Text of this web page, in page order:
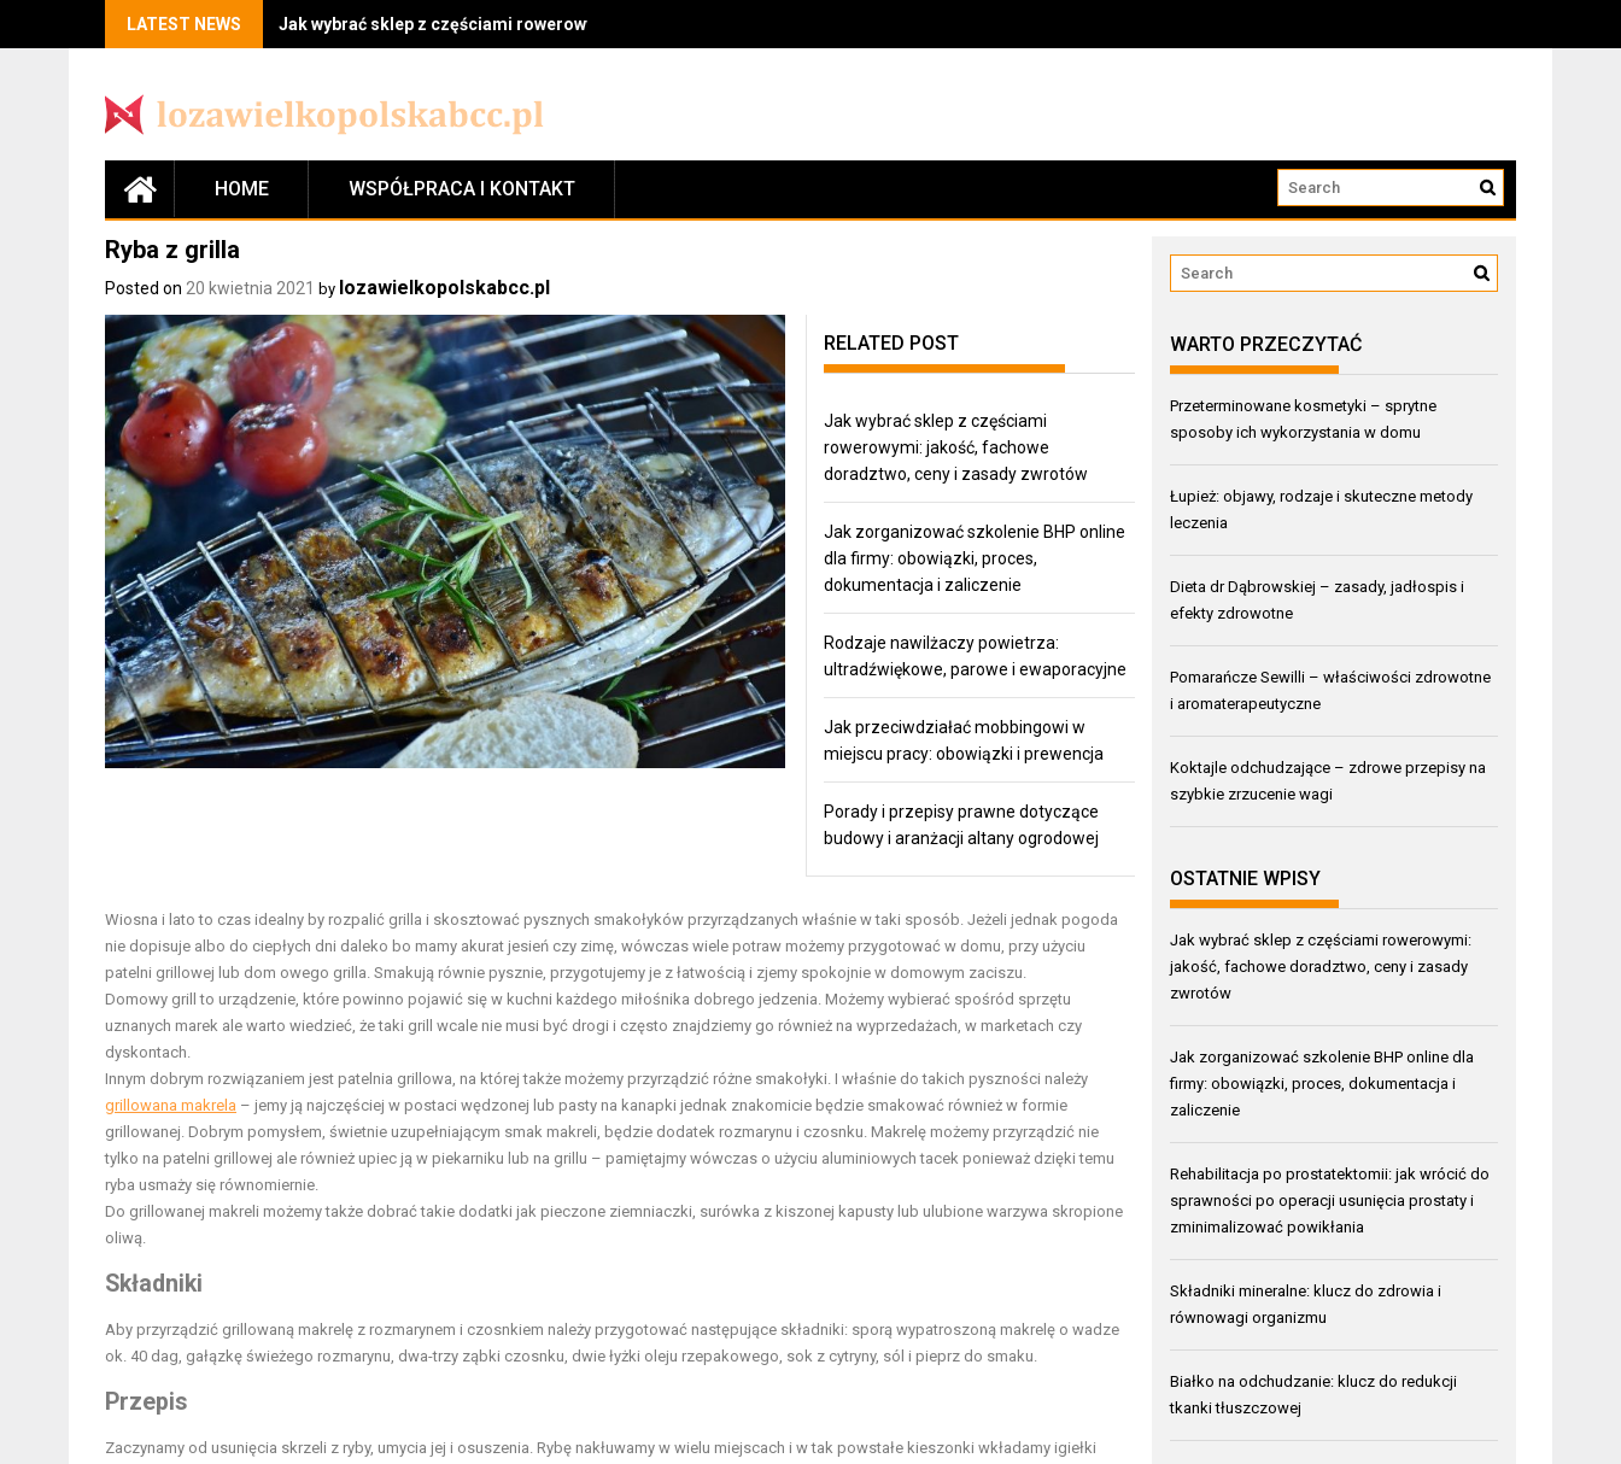
LATEST NEWS Jak wybrać sklep z częściami rowerowymi: jakość, fachowe doradztwo, ceny i zasady zwrotów
HOME WSPÓŁPRACA I KONTAKT
Ryba z grilla
Posted on 20 kwietnia 2021 by lozawielkopolskabcc.pl
RELATED POST
Jak wybrać sklep z częściami
rowerowymi: jakość, fachowe
doradztwo, ceny i zasady zwrotów
Jak zorganizować szkolenie BHP online
dla firmy: obowiązki, proces,
dokumentacja i zaliczenie
Rodzaje nawilżaczy powietrza:
ultradźwiękowe, parowe i ewaporacyjne
Jak przeciwdziałać mobbingowi w
miejscu pracy: obowiązki i prewencja
Porady i przepisy prawne dotyczące
budowy i aranżacji altany ogrodowej
Wiosna i lato to czas idealny by rozpalić grilla i skosztować pysznych smakołyków przyrządzanych właśnie w taki sposób. Jeżeli jednak pogoda
nie dopisuje albo do ciepłych dni daleko bo mamy akurat jesień czy zimę, wówczas wiele potraw możemy przygotować w domu, przy użyciu
patelni grillowej lub dom owego grilla. Smakują równie pysznie, przygotujemy je z łatwością i zjemy spokojnie w domowym zaciszu.
Domowy grill to urządzenie, które powinno pojawić się w kuchni każdego miłośnika dobrego jedzenia. Możemy wybierać spośród sprzętu
uznanych marek ale warto wiedzieć, że taki grill wcale nie musi być drogi i często znajdziemy go również na wyprzedażach, w marketach czy
dyskontach.
Innym dobrym rozwiązaniem jest patelnia grillowa, na której także możemy przyrządzić różne smakołyki. I właśnie do takich pyszności należy
grillowana makrela – jemy ją najczęściej w postaci wędzonej lub pasty na kanapki jednak znakomicie będzie smakować również w formie
grillowanej. Dobrym pomysłem, świetnie uzupełniającym smak makreli, będzie dodatek rozmarynu i czosnku. Makrelę możemy przyrządzić nie
tylko na patelni grillowej ale również upiec ją w piekarniku lub na grillu – pamiętajmy wówczas o użyciu aluminiowych tacek ponieważ dzięki temu
ryba usmaży się równomiernie.
Do grillowanej makreli możemy także dobrać takie dodatki jak pieczone ziemniaczki, surówka z kiszonej kapusty lub ulubione warzywa skropione
oliwą.
Składniki
Aby przyrządzić grillowaną makrelę z rozmarynem i czosnkiem należy przygotować następujące składniki: sporą wypatroszoną makrelę o wadze
ok. 40 dag, gałązkę świeżego rozmarynu, dwa-trzy ząbki czosnku, dwie łyżki oleju rzepakowego, sok z cytryny, sól i pieprz do smaku.
Przepis
Zaczynamy od usunięcia skrzeli z ryby, umycia jej i osuszenia. Rybę nakłuwamy w wielu miejscach i w tak powstałe kieszonki wkładamy igiełki
WARTO PRZECZYTAĆ
Przeterminowane kosmetyki – sprytne
sposoby ich wykorzystania w domu
Łupież: objawy, rodzaje i skuteczne metody
leczenia
Dieta dr Dąbrowskiej – zasady, jadłospis i
efekty zdrowotne
Pomarańcze Sewilli – właściwości zdrowotne
i aromaterapeutyczne
Koktajle odchudzające – zdrowe przepisy na
szybkie zrzucenie wagi
OSTATNIE WPISY
Jak wybrać sklep z częściami rowerowymi:
jakość, fachowe doradztwo, ceny i zasady
zwrotów
Jak zorganizować szkolenie BHP online dla
firmy: obowiązki, proces, dokumentacja i
zaliczenie
Rehabilitacja po prostatektomii: jak wrócić do
sprawności po operacji usunięcia prostaty i
zminimalizować powikłania
Składniki mineralne: klucz do zdrowia i
równowagi organizmu
Białko na odchudzanie: klucz do redukcji
tkanki tłuszczowej